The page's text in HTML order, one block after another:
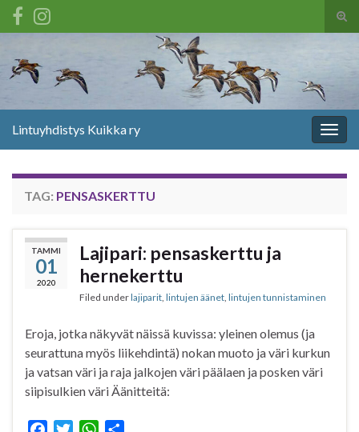
Lintuyhdistys Kuikka ry
TAG: PENSASKERTTU
TAMMI
01
2020
Lajipari: pensaskerttu ja
hernekerttu
Filed underlajiparit, lintujen äänet, lintujen tunnistaminen
Eroja, jotka näkyvät näissä kuvissa: yleinen olemus (ja
seurattuna myös liikehdintä) nokan muoto ja väri kurkun
ja vatsan väri ja raja jalkojen väri päälaen ja posken väri
siipisulkien väri Äänitteitä: